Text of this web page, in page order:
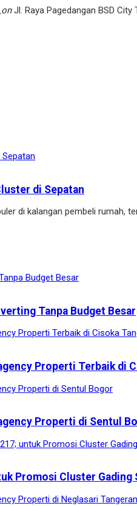
Jl. Raya Pagedangan BSD City
di Sepatan
di kalangan pembeli rumah,
Tanpa Budget Besar
Properti Terbaik di
Properti di Sentul
Promosi Cluster Gading